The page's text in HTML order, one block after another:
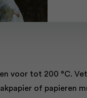
voor tot 200 °C.
of papieren